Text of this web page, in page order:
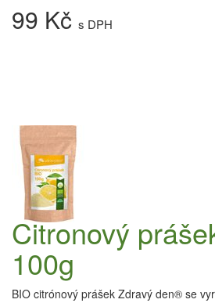
99 Kč s DPH
Citronový
100g
BIO citrónový prášek Zdravý den® se